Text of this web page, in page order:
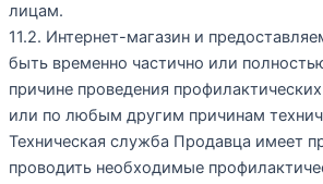
лицам.
11.2. Интернет-магазин и
быть временно частично или
причине проведения
или по любым другим причинам
Техническая служба Продавца имеет
проводить необходимые